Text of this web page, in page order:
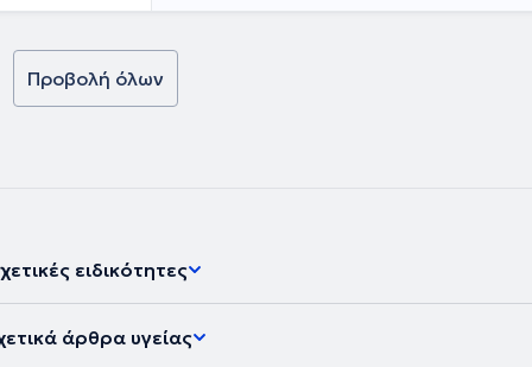
και από το
ΚΑΕ
τη
στο
Προβολή όλων
ειδικότητες
άρθρα υγείας